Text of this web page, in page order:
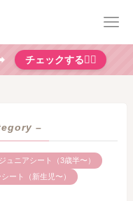
チェックする👆🏻
–
ジュニアシート（3歳半〜）
ート（新生児〜）